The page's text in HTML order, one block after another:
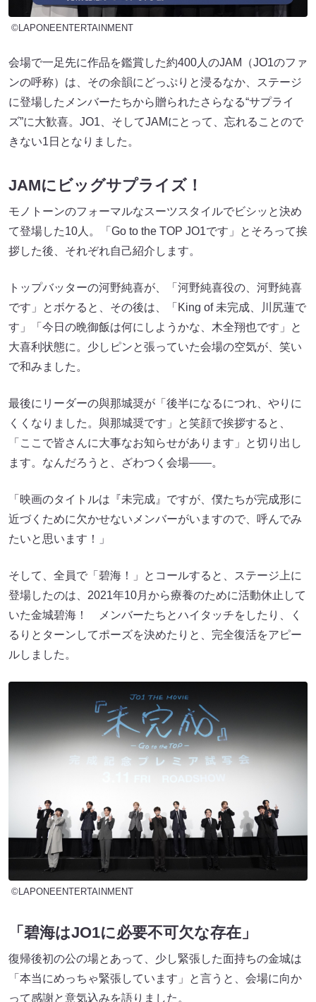
©LAPONEENTERTAINMENT
会場で一足先に作品を鑑賞した約400人のJAM（JO1のファ
ンの呼称）は、その余韻にどっぷりと浸るなか、ステージ
に登場したメンバーたちから贈られたさらなる“サプライ
ズ”に大歓喜。JO1、そしてJAMにとって、忘れることので
きない1日となりました。
JAMにビッグサプライズ！
モノトーンのフォーマルなスーツスタイルでビシッと決め
て登場した10人。「Go to the TOP JO1です」とそろって挨
拶した後、それぞれ自己紹介します。
トップバッターの河野純喜が、「河野純喜役の、河野純喜
です」とボケると、その後は、「King of 未完成、川尻蓮で
す」「今日の晩御飯は何にしようかな、木全翔也です」と
大喜利状態に。少しピンと張っていた会場の空気が、笑い
で和みました。
最後にリーダーの與那城奨が「後半になるにつれ、やりに
くくなりました。與那城奨です」と笑顔で挨拶すると、
「ここで皆さんに大事なお知らせがあります」と切り出し
ます。なんだろうと、ざわつく会場――。
「映画のタイトルは『未完成』ですが、僕たちが完成形に
近づくために欠かせないメンバーがいますので、呼んでみ
たいと思います！」
そして、全員で「碧海！」とコールすると、ステージ上に
登場したのは、2021年10月から療養のために活動休止して
いた金城碧海！ メンバーたちとハイタッチをしたり、く
るりとターンしてポーズを決めたりと、完全復活をアピー
ルしました。
©LAPONEENTERTAINMENT
「碧海はJO1に必要不可欠な存在」
復帰後初の公の場とあって、少し緊張した面持ちの金城は
「本当にめっちゃ緊張しています」と言うと、会場に向か
って感謝と意気込みを語りました。